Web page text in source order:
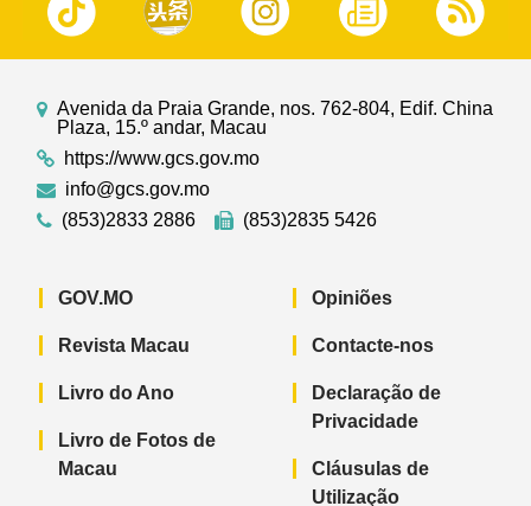
Avenida da Praia Grande, nos. 762-804, Edif. China
Plaza, 15.º andar, Macau
https://www.gcs.gov.mo
info@gcs.gov.mo
(853)2833 2886
(853)2835 5426
GOV.MO
Revista Macau
Livro do Ano
Livro de Fotos de
Macau
Opiniões
Contacte-nos
Declaração de
Privacidade
Cláusulas de
Utilização